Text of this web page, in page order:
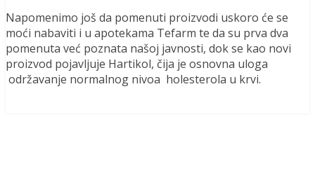
Napomenimo još da pomenuti proizvodi uskoro će se
moći nabaviti i u apotekama Tefarm te da su prva dva
pomenuta već poznata našoj javnosti, dok se kao novi
proizvod pojavljuje Hartikol, čija je osnovna uloga
održavanje normalnog nivoa holesterola u krvi.